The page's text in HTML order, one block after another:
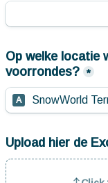
Op welke locatie
voorrondes?
*
A SnowWorld
Upload hier de